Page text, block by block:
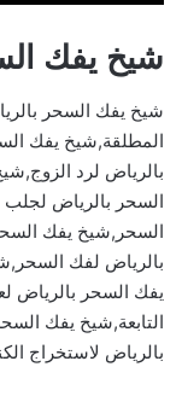
شيخ يفك
شيخ يفك السحر
المطلقة,شيخ يفك
بالرياض لرد
السحر بالرياض
السحر,شيخ يفك
بالرياض لفك
يفك السحر بالرياض
التابعة,شيخ يفك
بالرياض لاستخراج